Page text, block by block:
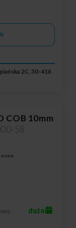
2C, 30-418
COB 10mm
58
dużo